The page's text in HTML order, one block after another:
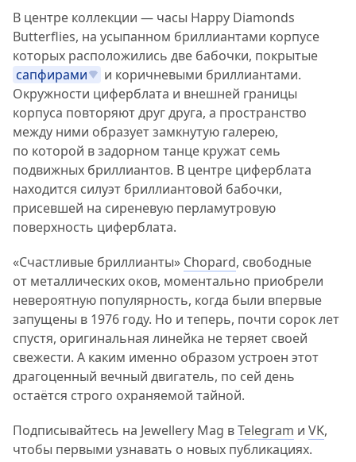
В центре коллекции — часы Happy Diamonds
Butterflies, на усыпанном бриллиантами корпусе
которых расположились две бабочки, покрытые
сапфирами
и коричневыми бриллиантами.
Окружности циферблата и внешней границы
корпуса повторяют друг друга, а пространство
между ними образует замкнутую галерею,
по которой в задорном танце кружат семь
подвижных бриллиантов. В центре циферблата
находится силуэт бриллиантовой бабочки,
присевшей на сиреневую перламутровую
поверхность циферблата.
«Счастливые бриллианты» Chopard, свободные
от металлических оков, моментально приобрели
невероятную популярность, когда были впервые
запущены в 1976 году. Но и теперь, почти сорок лет
спустя, оригинальная линейка не теряет своей
свежести. А каким именно образом устроен этот
драгоценный вечный двигатель, по сей день
остаётся строго охраняемой тайной.
Подписывайтесь на Jewellery Mag вTelegram и VK,
чтобы первыми узнавать о новых публикациях.